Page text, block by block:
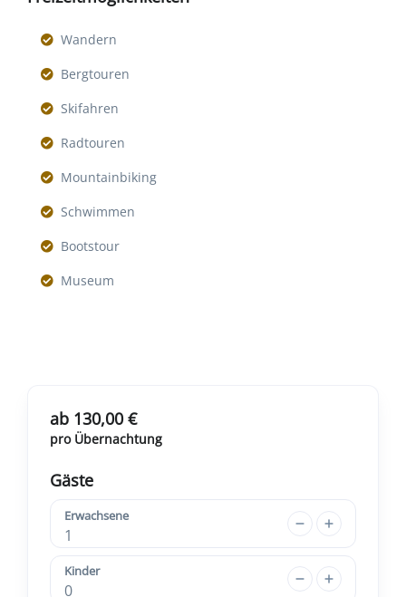
Wandern
Bergtouren
Skifahren
Radtouren
Mountainbiking
Schwimmen
Bootstour
Museum
ab 130,00 €
pro Übernachtung
Gäste
Erwachsene
1
Kinder
0